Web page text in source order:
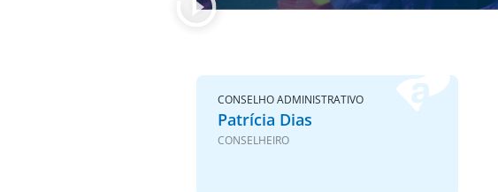
CONSELHO ADMINISTRATIVO
Patrícia Dias
CONSELHEIRO